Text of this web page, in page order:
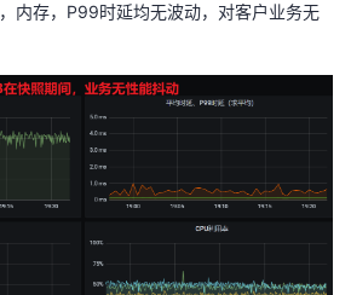
，内存， P99时延均无波动，对客户业务无